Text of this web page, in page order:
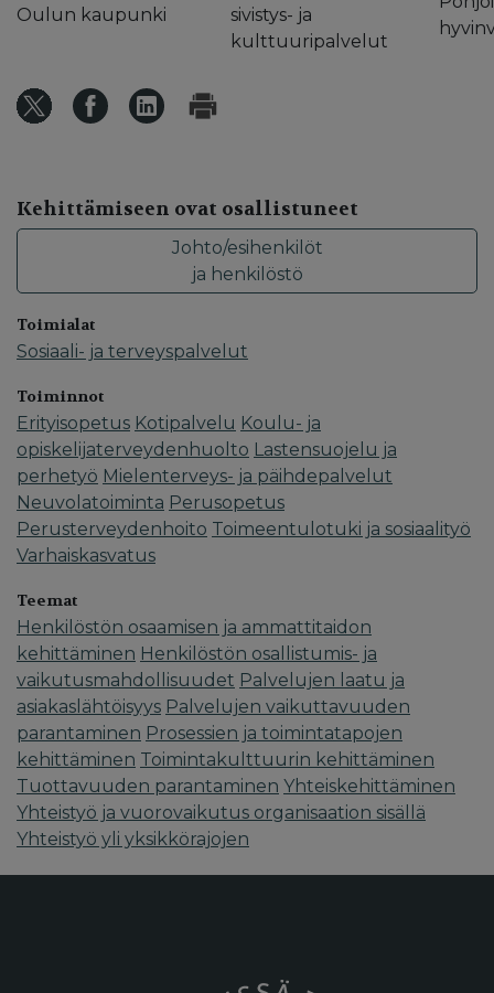
Oulun kaupunki
sivistys- ja
kulttuuripalvelut
Kehittämiseen ovat osallistuneet
Johto/esihenkilöt
ja henkilöstö
Toimialat
Sosiaali- ja terveyspalvelut
Toiminnot
Erityisopetus Kotipalvelu Koulu- ja
opiskelijaterveydenhuolto Lastensuojelu ja
perhetyö Mielenterveys- ja päihdepalvelut
Neuvolatoiminta Perusopetus
Perusterveydenhoito Toimeentulotuki ja sosiaalityö
Varhaiskasvatus
Teemat
Henkilöstön osaamisen ja ammattitaidon
kehittäminen Henkilöstön osallistumis- ja
vaikutusmahdollisuudet Palvelujen laatu ja
asiakaslähtöisyys Palvelujen vaikuttavuuden
parantaminen Prosessien ja toimintatapojen
kehittäminen Toimintakulttuurin kehittäminen
Tuottavuuden parantaminen Yhteiskehittäminen
Yhteistyö ja vuorovaikutus organisaation sisällä
Yhteistyö yli yksikkörajojen